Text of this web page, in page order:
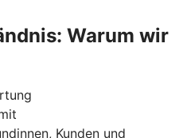
Warum wir
Kunden und